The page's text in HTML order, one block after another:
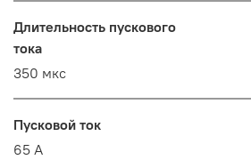
Длительность пускового
тока
350 мкс
Пусковой ток
65 A